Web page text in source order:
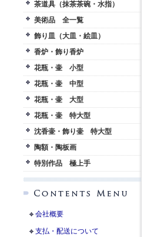
茶道具（抹茶茶碗・水指）
美術品 全一覧
飾り皿（大皿・絵皿）
香炉・飾り香炉
花瓶・壷 小型
花瓶・壷 中型
花瓶・壷 大型
花瓶・壷 特大型
沈香壷・飾り壷 特大型
陶額・陶板画
特別作品 極上手
会社概要
支払・配送について